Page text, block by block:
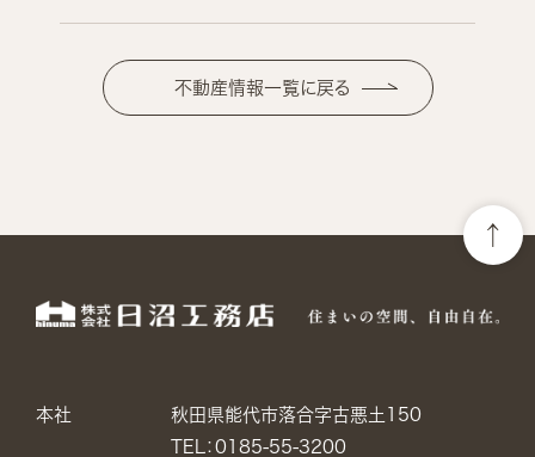
不動産情報一覧に戻る
本社
秋田県能代市落合字古悪土150
TEL：0185-55-3200